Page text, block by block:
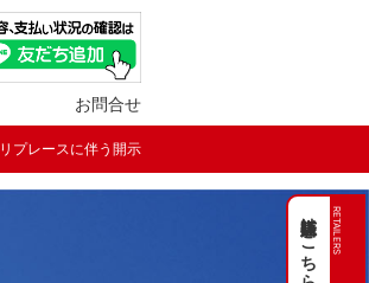
お問合せ
リプレースに伴う開示
RETAILERS
販売店様はこちら